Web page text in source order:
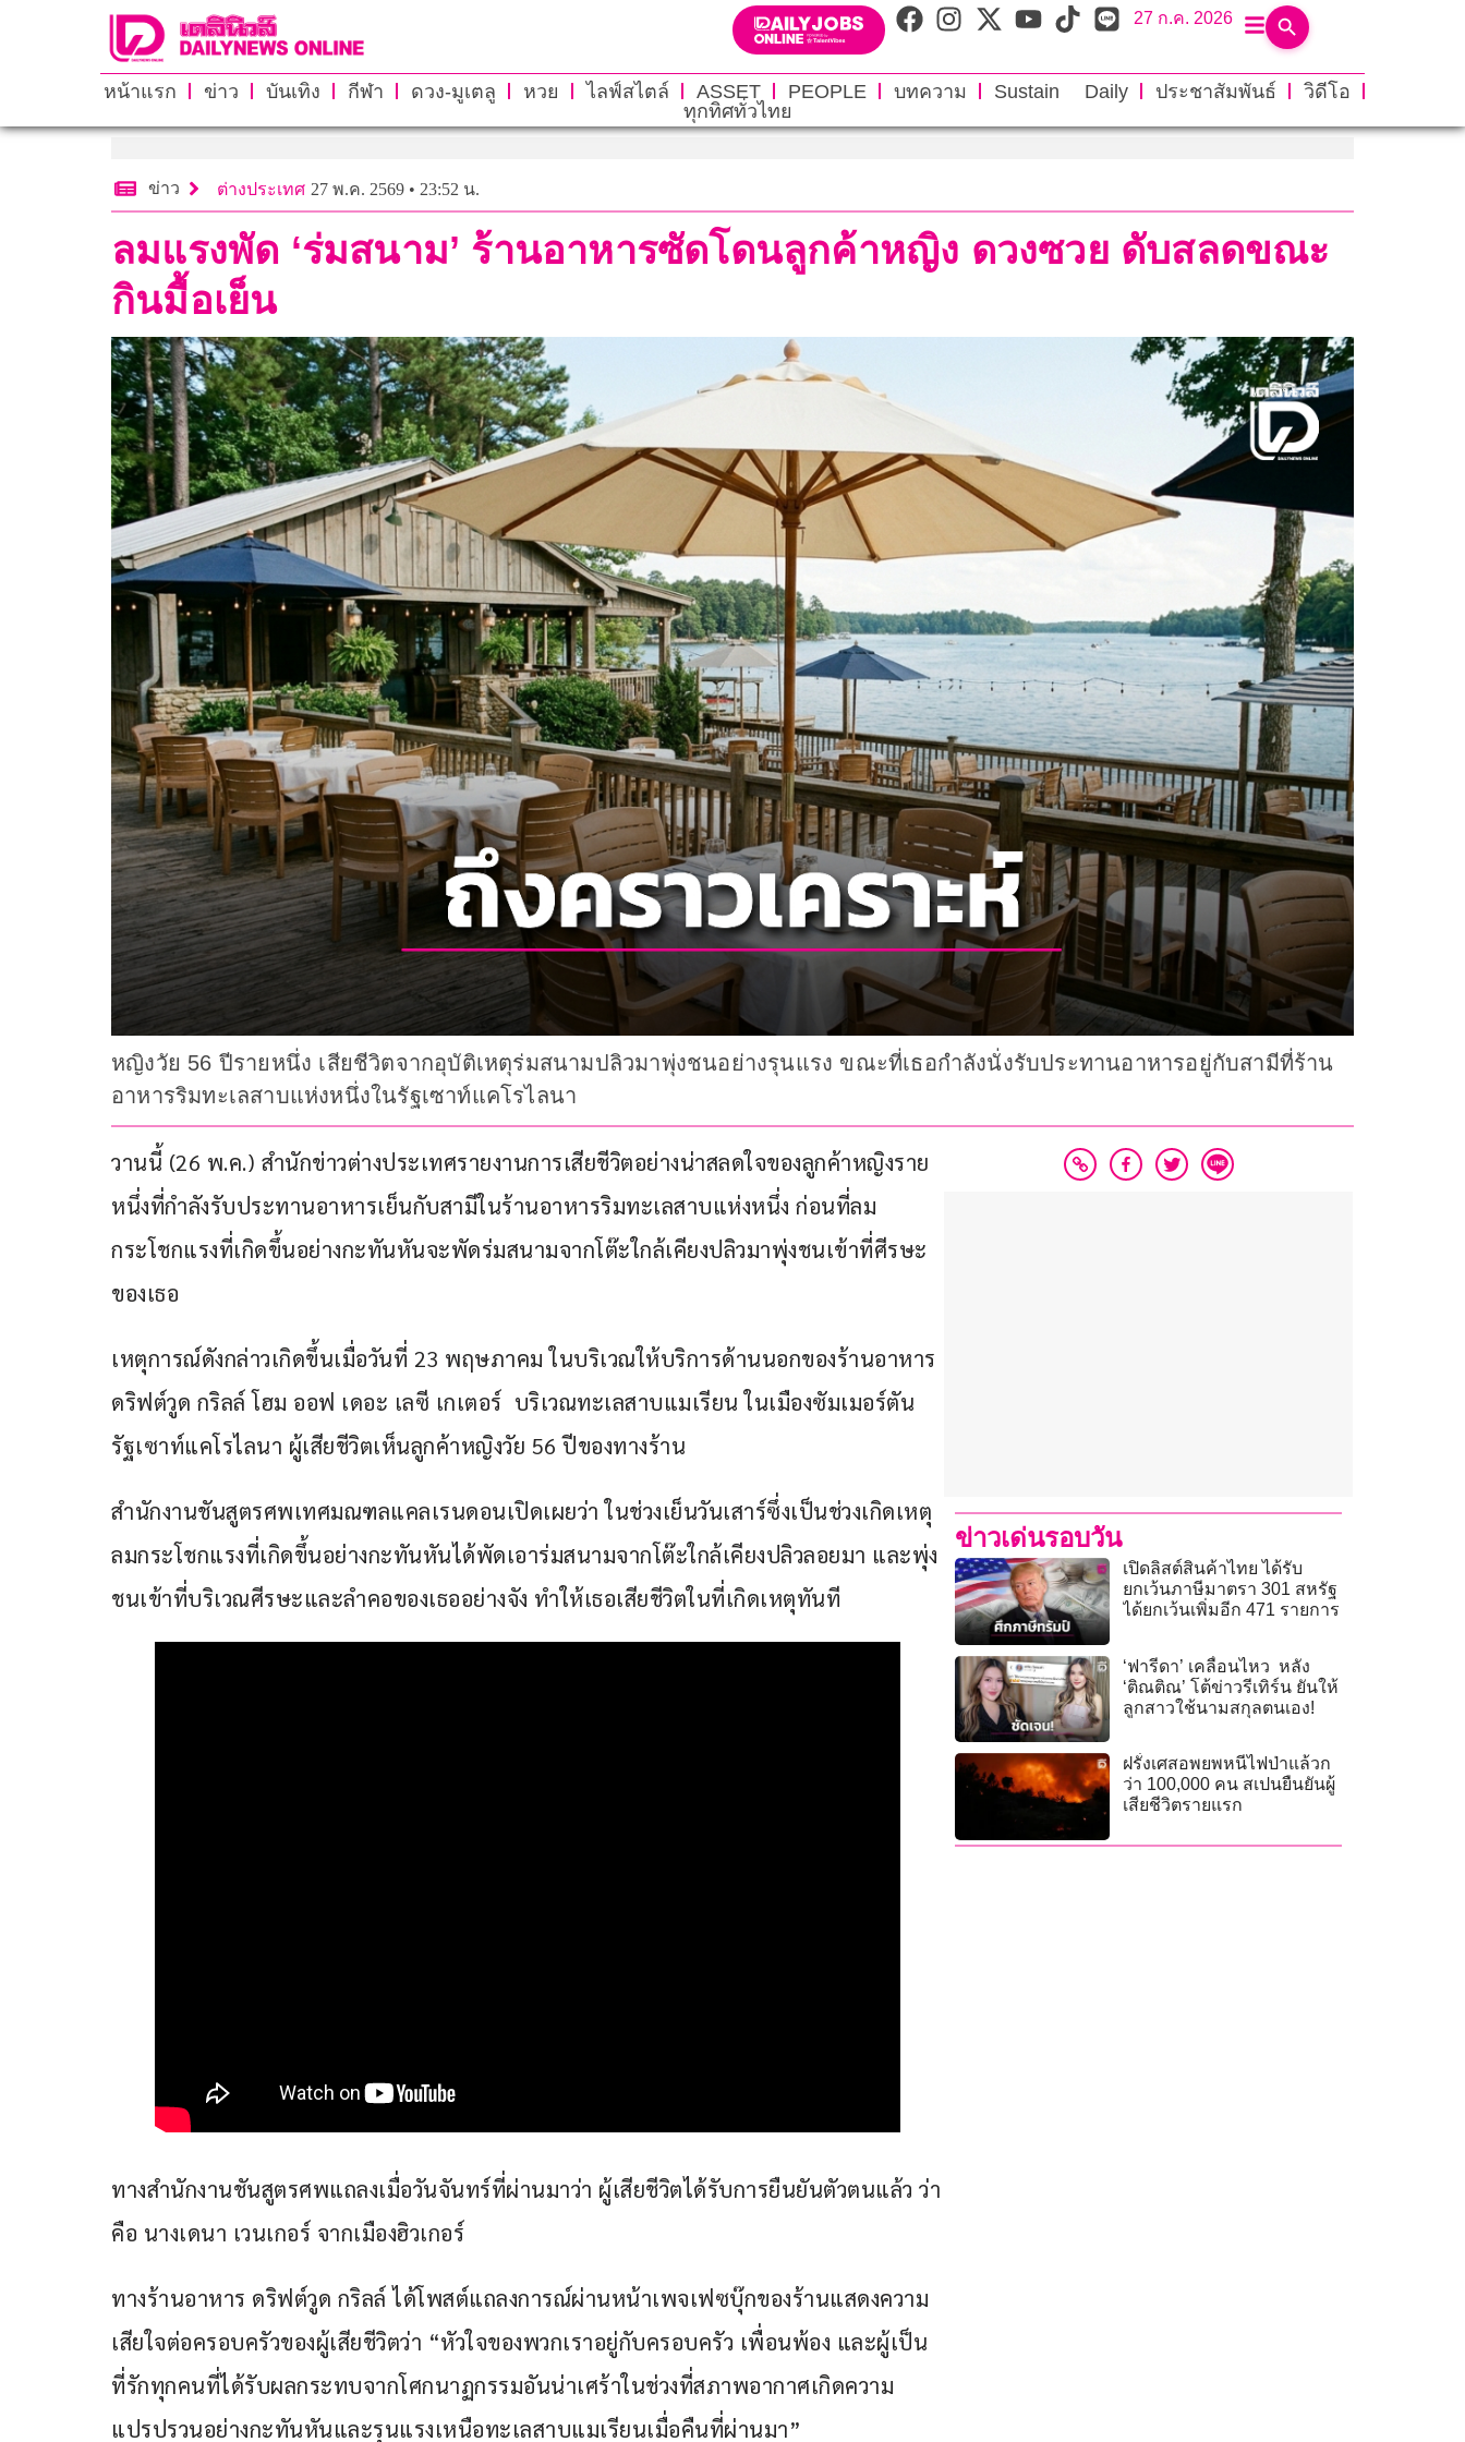
27 ก.ค. 2026
หน้าแรก ข่าว บันเทิง กีฬา ดวง-มูเตลู หวย ไลฟ์สไตล์ ASSET PEOPLE บทความ Sustain Daily ประชาสัมพันธ์
วิดีโอ
ทุกทิศทั่วไทย
ข่าว ต่างประเทศ 27 พ.ค. 2569 • 23:52 น.
ลมแรงพัด ‘ร่มสนาม’ ร้านอาหารซัดโดนลูกค้าหญิง ดวงซวย ดับสลดขณะ
กินมื้อเย็น
หญิงวัย 56 ปีรายหนึ่ง เสียชีวิตจากอุบัติเหตุร่มสนามปลิวมาพุ่งชนอย่างรุนแรง ขณะที่เธอกำลังนั่งรับประทานอาหารอยู่กับสามีที่ร้าน
อาหารริมทะเลสาบแห่งหนึ่งในรัฐเซาท์แคโรไลนา
วานนี้ (26 พ.ค.) สำนักข่าวต่างประเทศรายงานการเสียชีวิตอย่างน่าสลดใจของลูกค้าหญิงราย
หนึ่งที่กำลังรับประทานอาหารเย็นกับสามีในร้านอาหารริมทะเลสาบแห่งหนึ่ง ก่อนที่ลม
กระโชกแรงที่เกิดขึ้นอย่างกะทันหันจะพัดร่มสนามจากโต๊ะใกล้เคียงปลิวมาพุ่งชนเข้าที่ศีรษะ
ของเธอ
เหตุการณ์ดังกล่าวเกิดขึ้นเมื่อวันที่ 23 พฤษภาคม ในบริเวณให้บริการด้านนอกของร้านอาหาร
ดริฟต์วูด กริลล์ โฮม ออฟ เดอะ เลซี เกเตอร์  บริเวณทะเลสาบแมเรียน ในเมืองซัมเมอร์ตัน
รัฐเซาท์แคโรไลนา ผู้เสียชีวิตเห็นลูกค้าหญิงวัย 56 ปีของทางร้าน
สำนักงานชันสูตรศพเทศมณฑลแคลเรนดอนเปิดเผยว่า ในช่วงเย็นวันเสาร์ซึ่งเป็นช่วงเกิดเหตุ
ลมกระโชกแรงที่เกิดขึ้นอย่างกะทันหันได้พัดเอาร่มสนามจากโต๊ะใกล้เคียงปลิวลอยมา และพุ่ง
ชนเข้าที่บริเวณศีรษะและลำคอของเธออย่างจัง ทำให้เธอเสียชีวิตในที่เกิดเหตุทันที
ทางสำนักงานชันสูตรศพแถลงเมื่อวันจันทร์ที่ผ่านมาว่า ผู้เสียชีวิตได้รับการยืนยันตัวตนแล้ว ว่า
คือ นางเดนา เวนเกอร์ จากเมืองฮิวเกอร์
ทางร้านอาหาร ดริฟต์วูด กริลล์ ได้โพสต์แถลงการณ์ผ่านหน้าเพจเฟซบุ๊กของร้านแสดงความ
เสียใจต่อครอบครัวของผู้เสียชีวิตว่า “หัวใจของพวกเราอยู่กับครอบครัว เพื่อนพ้อง และผู้เป็น
ที่รักทุกคนที่ได้รับผลกระทบจากโศกนาฏกรรมอันน่าเศร้าในช่วงที่สภาพอากาศเกิดความ
แปรปรวนอย่างกะทันหันและรุนแรงเหนือทะเลสาบแมเรียนเมื่อคืนที่ผ่านมา”
ข่าวเด่นรอบวัน
เปิดลิสต์สินค้าไทย ได้รับ
ยกเว้นภาษีมาตรา 301 สหรัฐ
ได้ยกเว้นเพิ่มอีก 471 รายการ
‘ฟารีดา’ เคลื่อนไหว หลัง
‘ติณติณ’ โต้ข่าวรีเทิร์น ยันให้
ลูกสาวใช้นามสกุลตนเอง!
ฝรั่งเศสอพยพหนีไฟป่าแล้วก
ว่า 100,000 คน สเปนยืนยันผู้
เสียชีวิตรายแรก